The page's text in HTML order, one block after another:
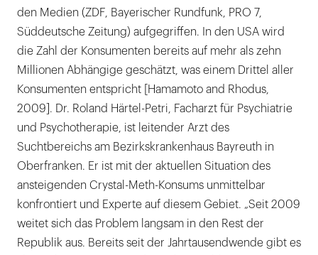
den Medien (ZDF, Bayerischer Rundfunk, PRO 7,
Süddeutsche Zeitung) aufgegriffen. In den USA wird
die Zahl der Konsumenten bereits auf mehr als zehn
Millionen Abhängige geschätzt, was einem Drittel aller
Konsumenten entspricht [Hamamoto and Rhodus,
2009]. Dr. Roland Härtel-Petri, Facharzt für Psychiatrie
und Psychotherapie, ist leitender Arzt des
Suchtbereichs am Bezirkskrankenhaus Bayreuth in
Oberfranken. Er ist mit der aktuellen Situation des
ansteigenden Crystal-Meth-Konsums unmittelbar
konfrontiert und Experte auf diesem Gebiet. „Seit 2009
weitet sich das Problem langsam in den Rest der
Republik aus. Bereits seit der Jahrtausendwende gibt es